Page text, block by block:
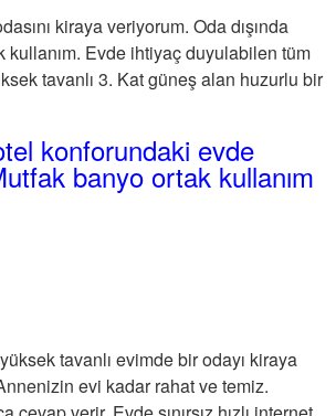
kiraya veriyorum. Oda dışında
kullanım. Evde ihtiyaç duyulabilen tüm
tavanlı 3. Kat güneş alan huzurlu bir
konforundaki evde
banyo ortak kullanım
tavanlı evimde bir odayı kiraya
evi kadar rahat ve temiz.